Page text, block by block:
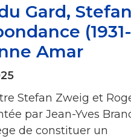
Gard,
(1931-
Amar
Stefan Zweig et
par Jean-Yves
de constituer un